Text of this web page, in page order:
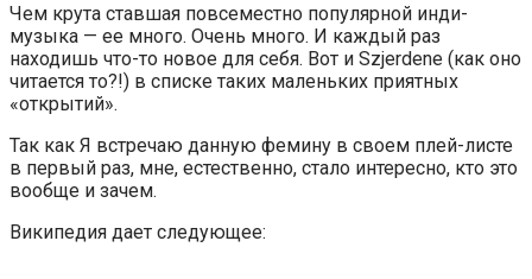
Чем крута ставшая повсеместно популярной инди-
музыка — ее много. Очень много. И каждый раз
находишь что-то новое для себя. Вот и Szjerdene (как оно
читается то?!) в списке таких маленьких приятных
«открытий».
Так как Я встречаю данную фемину в своем плей-листе
в первый раз, мне, естественно, стало интересно, кто это
вообще и зачем.
Википедия дает следующее: